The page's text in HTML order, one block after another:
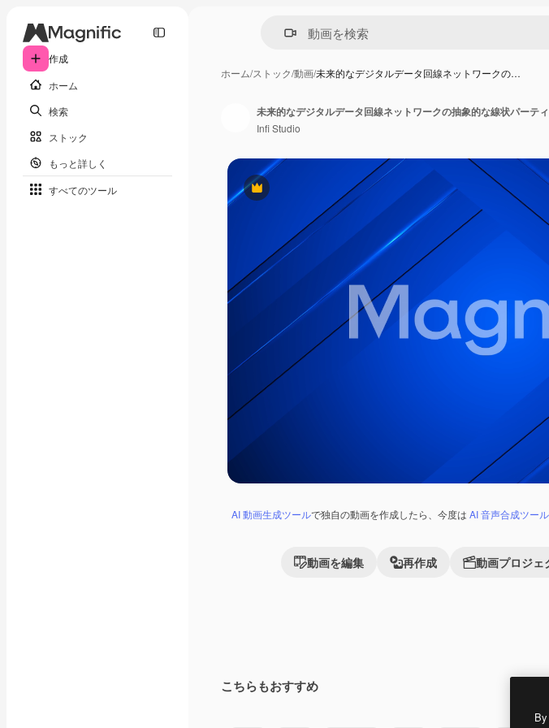
作成
ホーム
検索
ストック
もっと詳しく
すべてのツール
ホーム/ストック/動画/未来的なデジタルデータ回線ネットワークの…
Premium
AI 動画生成ツールで独自の動画を作成したら、今度は AI 音声合成ツール
動画を編集 再作成 動画プロジェ
Infi Studio
こちらもおすすめ